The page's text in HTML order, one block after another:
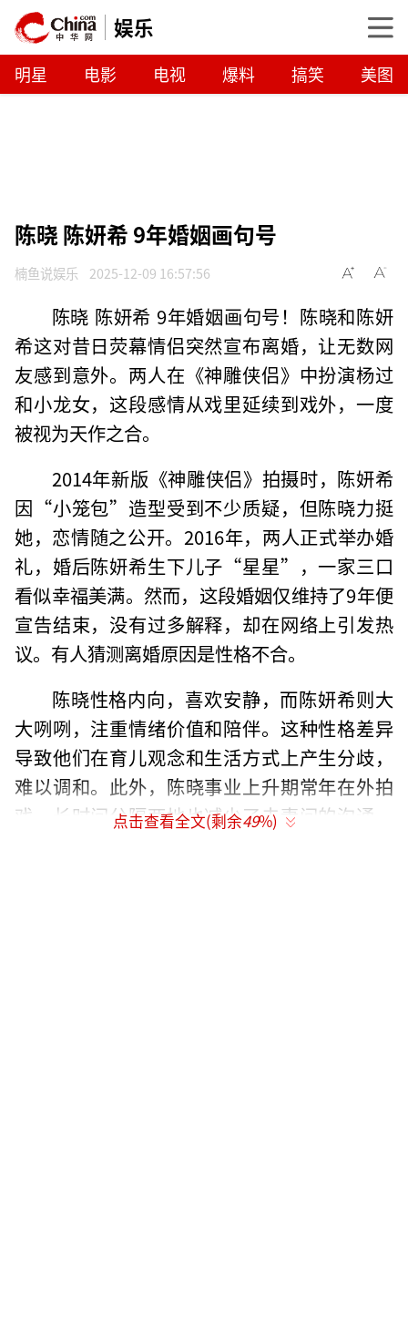
娱乐
明星 电影 电视 爆料 搞笑 美图
陈晓 陈妍希 9年婚姻画句号
楠鱼说娱乐 2025-12-09 16:57:56
陈晓 陈妍希 9年婚姻画句号！陈晓和陈妍
希这对昔日荧幕情侣突然宣布离婚，让无数网
友感到意外。两人在《神雕侠侣》中扮演杨过
和小龙女，这段感情从戏里延续到戏外，一度
被视为天作之合。
2014年新版《神雕侠侣》拍摄时，陈妍希
因“小笼包”造型受到不少质疑，但陈晓力挺
她，恋情随之公开。2016年，两人正式举办婚
礼，婚后陈妍希生下儿子“星星”，一家三口
看似幸福美满。然而，这段婚姻仅维持了9年便
宣告结束，没有过多解释，却在网络上引发热
议。有人猜测离婚原因是性格不合。
陈晓性格内向，喜欢安静，而陈妍希则大
大咧咧，注重情绪价值和陪伴。这种性格差异
导致他们在育儿观念和生活方式上产生分歧，
难以调和。此外，陈晓事业上升期常年在外拍
戏，长时间分隔两地也减少了夫妻间的沟通。
点击查看全文(剩余49%)